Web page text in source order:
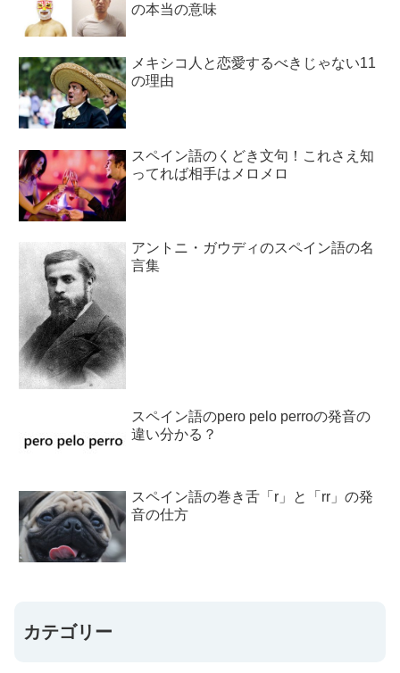
の本当の意味
メキシコ人と恋愛するべきじゃない11
の理由
スペイン語のくどき文句！これさえ知
ってれば相手はメロメロ
アントニ・ガウディのスペイン語の名
言集
スペイン語のpero pelo perroの発音の
違い分かる？
スペイン語の巻き舌「r」と「rr」の発
音の仕方
カテゴリー